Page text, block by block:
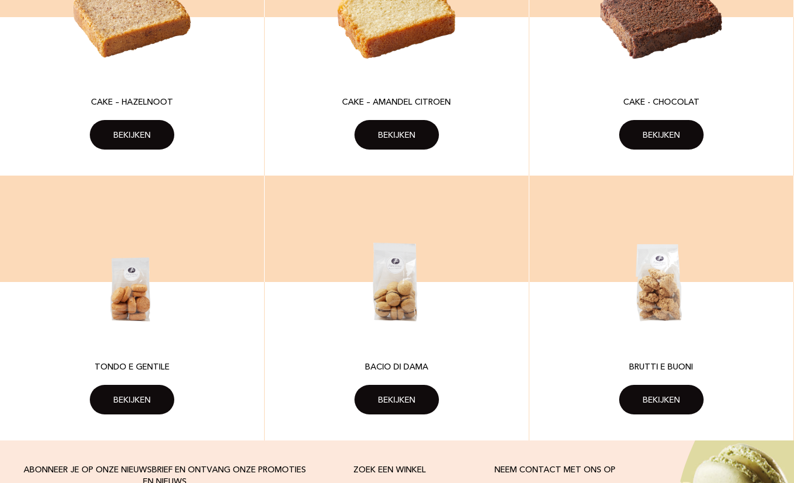
CAKE – HAZELNOOT
BEKIJKEN
CAKE – AMANDEL CITROEN
BEKIJKEN
CAKE - CHOCOLAT
BEKIJKEN
TONDO E GENTILE
BEKIJKEN
BACIO DI DAMA
BEKIJKEN
BRUTTI E BUONI
BEKIJKEN
ABONNEER JE OP ONZE NIEUWSBRIEF EN ONTVANG ONZE PROMOTIES
ZOEK EEN WINKEL NEEM CONTACT MET ONS OP